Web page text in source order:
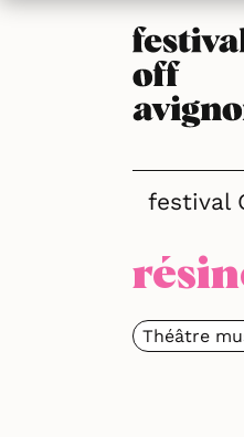
festival
Théâtre